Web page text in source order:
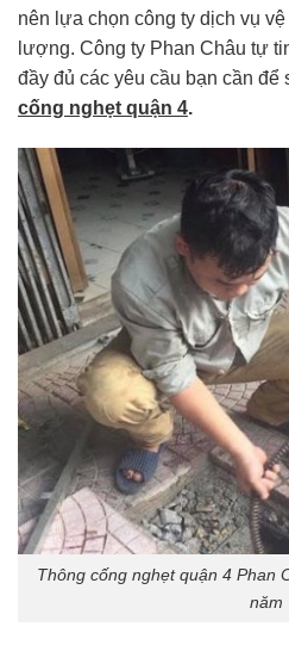
nên lựa chọn công ty dịch vụ
lượng. Công ty Phan Châu tự
đầy đủ các yêu cầu bạn cần để
cống nghẹt quận 4.
Thông cống nghẹt quận 4 Phan
năm